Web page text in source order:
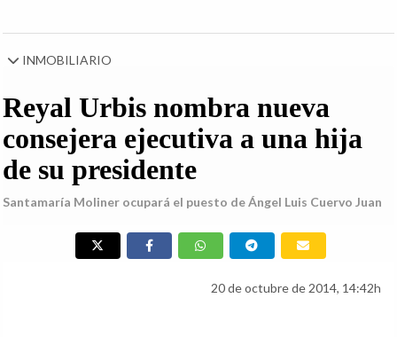
INMOBILIARIO
Reyal Urbis nombra nueva
consejera ejecutiva a una hija
de su presidente
Santamaría Moliner ocupará el puesto de Ángel Luis Cuervo Juan
20 de octubre de 2014, 14:42h